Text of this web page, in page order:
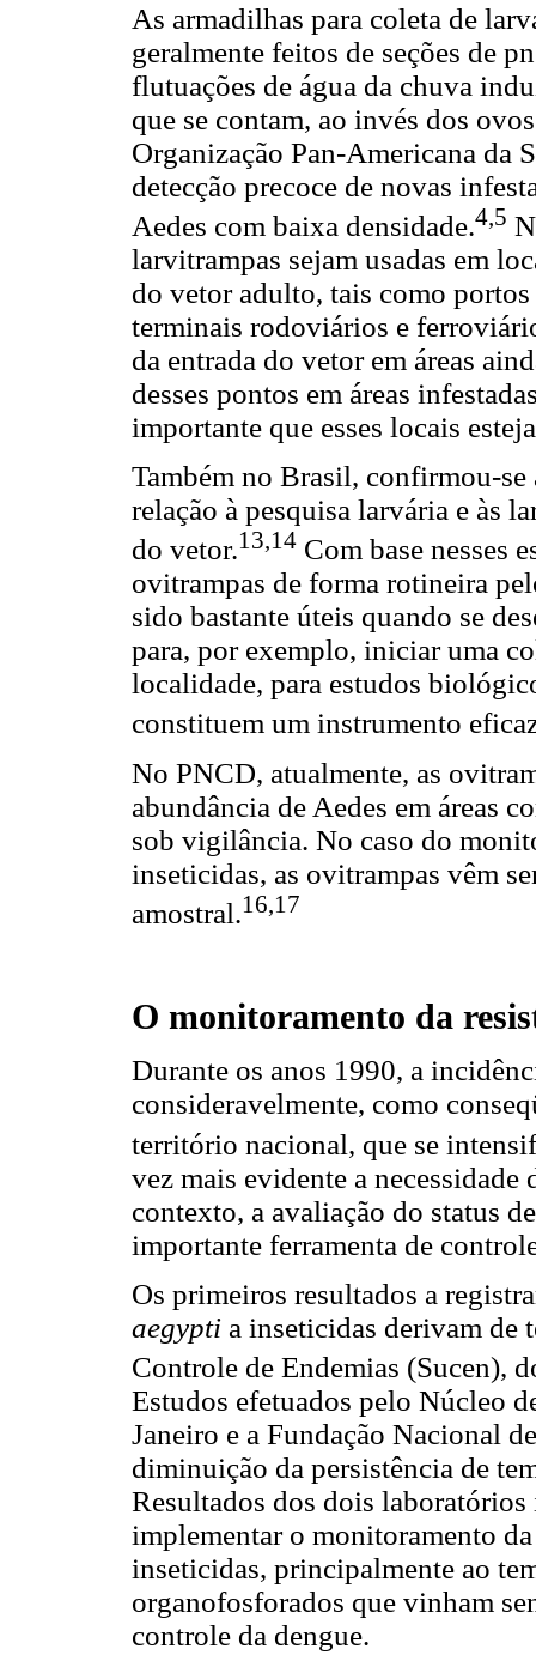
As armadilhas para coleta de
geralmente feitos de seções de
flutuações de água da chuva
que se contam, ao invés dos
Organização Pan-Americana da
detecção precoce de novas
Aedes com baixa densidade.4,5
larvitrampas sejam usadas em
do vetor adulto, tais como
terminais rodoviários e
da entrada do vetor em áreas
desses pontos em áreas
importante que esses locais
Também no Brasil, confirmou-
relação à pesquisa larvária e às
do vetor.13,14 Com base nesses
ovitrampas de forma rotineira
sido bastante úteis quando se
para, por exemplo, iniciar uma
localidade, para estudos
constituem um instrumento
No PNCD, atualmente, as
abundância de Aedes em áreas
sob vigilância. No caso do
inseticidas, as ovitrampas vêm
amostral.16,17
O monitoramento da
Durante os anos 1990, a
consideravelmente, como
território nacional, que se
vez mais evidente a
contexto, a avaliação do status
importante ferramenta de
Os primeiros resultados a
aegypti a inseticidas derivam de
Controle de Endemias (Sucen),
Estudos efetuados pelo Núcleo
Janeiro e a Fundação Nacional
diminuição da persistência de
Resultados dos dois laboratórios
implementar o monitoramento
inseticidas, principalmente ao
organofosforados que vinham
controle da dengue.